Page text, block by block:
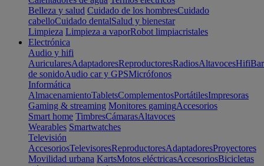
Belleza y salud Cuidado de los hombresCuidado
cabelloCuidado dentalSalud y bienestar
Limpieza Limpieza a vaporRobot limpiacristales
Electrónica
Audio y hifi
AuricularesAdaptadoresReproductoresRadiosAltavocesHifi
de sonidoAudio car y GPSMicrófonos
Informática
AlmacenamientoTabletsComplementosPortátilesImpresoras
Gaming & streaming Monitores gamingAccesorios
Smart home TimbresCámarasAltavoces
Wearables Smartwatches
Televisión
AccesoriosTelevisoresReproductoresAdaptadoresProyectores
Movilidad urbana KartsMotos eléctricasAccesoriosBicicletas